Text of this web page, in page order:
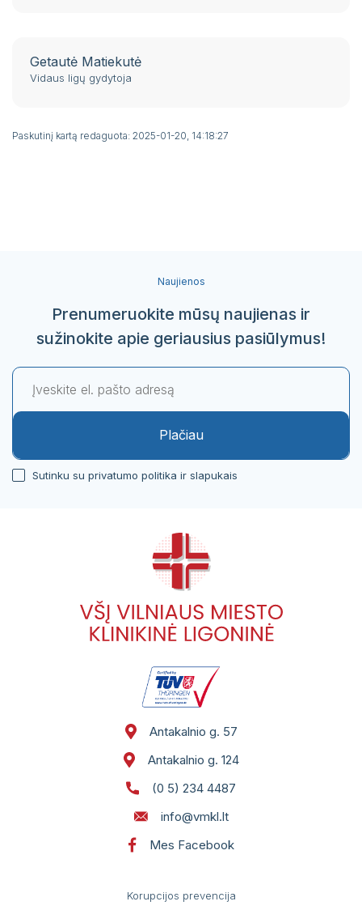
Getautė Matiekutė
Vidaus ligų gydytoja
Paskutinį kartą redaguota: 2025-01-20, 14:18:27
Naujienos
Prenumeruokite mūsų naujienas ir
sužinokite apie geriausius pasiūlymus!
Plačiau
Sutinku su privatumo politika ir slapukais
Antakalnio g. 57
Antakalnio g. 124
(0 5) 234 4487
info@vmkl.lt
Mes Facebook
Korupcijos prevencija